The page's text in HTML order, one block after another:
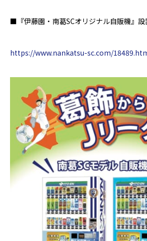
■ 『伊藤園・南葛SCオリジナル自販機』設
https://www.nankatsu-sc.com/